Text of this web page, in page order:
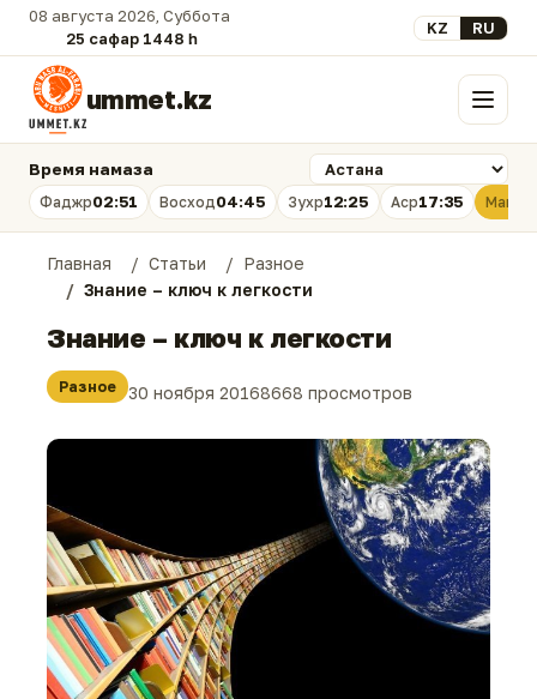
08 августа 2026, Суббота
25 сафар 1448 һ.
Выберите язык
KZ RU
ummet.kz Меню
Время намаза
Фаджр02:51 Восход04:45 Зухр12:25 Аср17:35
Главная Статьи
Разное
Знание – ключ к легкости
Знание – ключ к легкости
Разное 30 ноября 20168668 просмотров